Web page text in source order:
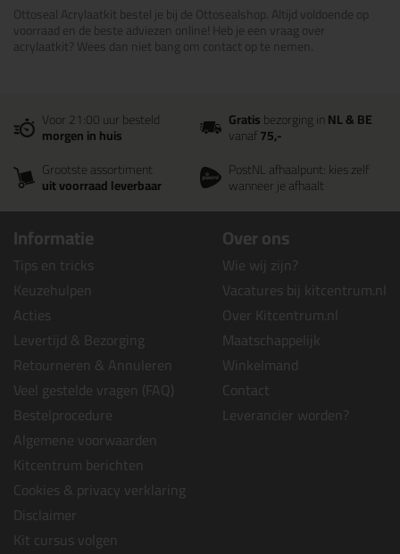
Ottoseal Acrylaatkit bestel je bij de Ottosealshop. Altijd voldoende op
voorraad en de beste adviezen online! Heb je een vraag over
acrylaatkit? Wees dan niet bang om contact op te nemen.
Voor 21:00 uur besteld
morgen in huis
Gratisbezorging inNL & BE
vanaf75,-
Grootste assortiment
uit voorraad leverbaar
PostNL afhaalpunt: kies zelf
wanneer je afhaalt
Informatie
Tips en tricks
Keuzehulpen
Acties
Levertijd & Bezorging
Retourneren & Annuleren
Veel gestelde vragen (FAQ)
Bestelprocedure
Algemene voorwaarden
Kitcentrum berichten
Cookies & privacy verklaring
Disclaimer
Kit cursus volgen
Over ons
Wie wij zijn?
Vacatures bij kitcentrum.nl
Over Kitcentrum.nl
Maatschappelijk
Winkelmand
Contact
Leverancier worden?